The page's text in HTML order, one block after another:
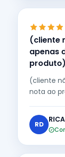
(cliente
apenas
produto)
(cliente
nota ao
RD